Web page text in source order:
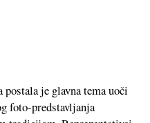
je glavna tema uoči
foto-predstavljanja